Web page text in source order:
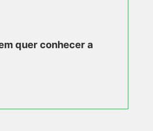
quer conhecer a